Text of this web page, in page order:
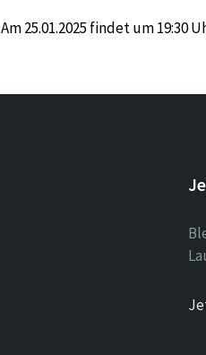
Am 25.01.2025 findet um 19:30